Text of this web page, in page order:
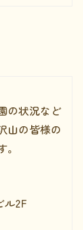
の状況など
山の皆様の
2F